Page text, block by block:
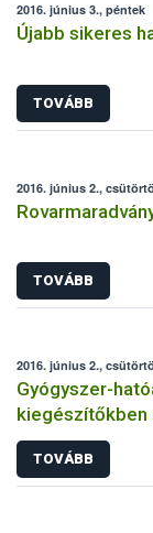
2016. június 3., péntek
Újabb sikeres
TOVÁBB
2016. június 2.,
TOVÁBB
2016. június 2.,
Gyógyszer-
kiegészítőkben
TOVÁBB